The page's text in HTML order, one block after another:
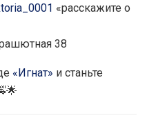
«расскажите о
38
«Игнат» и станьте